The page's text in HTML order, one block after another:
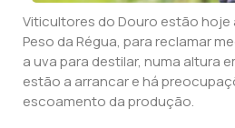
Viticultores do Douro estão hoje
Peso da Régua, para reclamar
a uva para destilar, numa altura
estão a arrancar e há
escoamento da produção.